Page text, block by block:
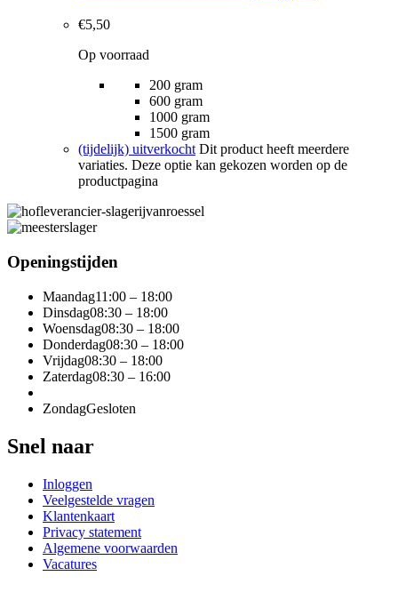
€5,50
Op voorraad
200 gram
600 gram
1000 gram
1500 gram
(tijdelijk) uitverkocht Dit product heeft meerdere
variaties. Deze optie kan gekozen worden op de
productpagina
Openingstijden
Maandag11:00 – 18:00
Dinsdag08:30 – 18:00
Woensdag08:30 – 18:00
Donderdag08:30 – 18:00
Vrijdag08:30 – 18:00
Zaterdag08:30 – 16:00
ZondagGesloten
Snel naar
Inloggen
Veelgestelde vragen
Klantenkaart
Privacy statement
Algemene voorwaarden
Vacatures